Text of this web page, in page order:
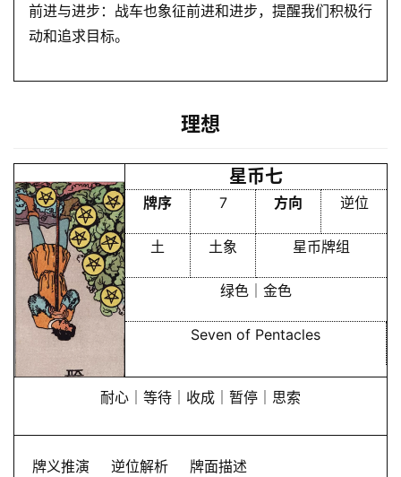
服
前进与进步：战车也象征前进和进步，提醒我们积极行
动和追求目标。
理想
星币七
牌序 7 方向 逆位
土 土象 星币牌组
绿色｜金色
Seven of Pentacles
耐心｜等待｜收成｜暂停｜思索
牌义推演 逆位解析 牌面描述